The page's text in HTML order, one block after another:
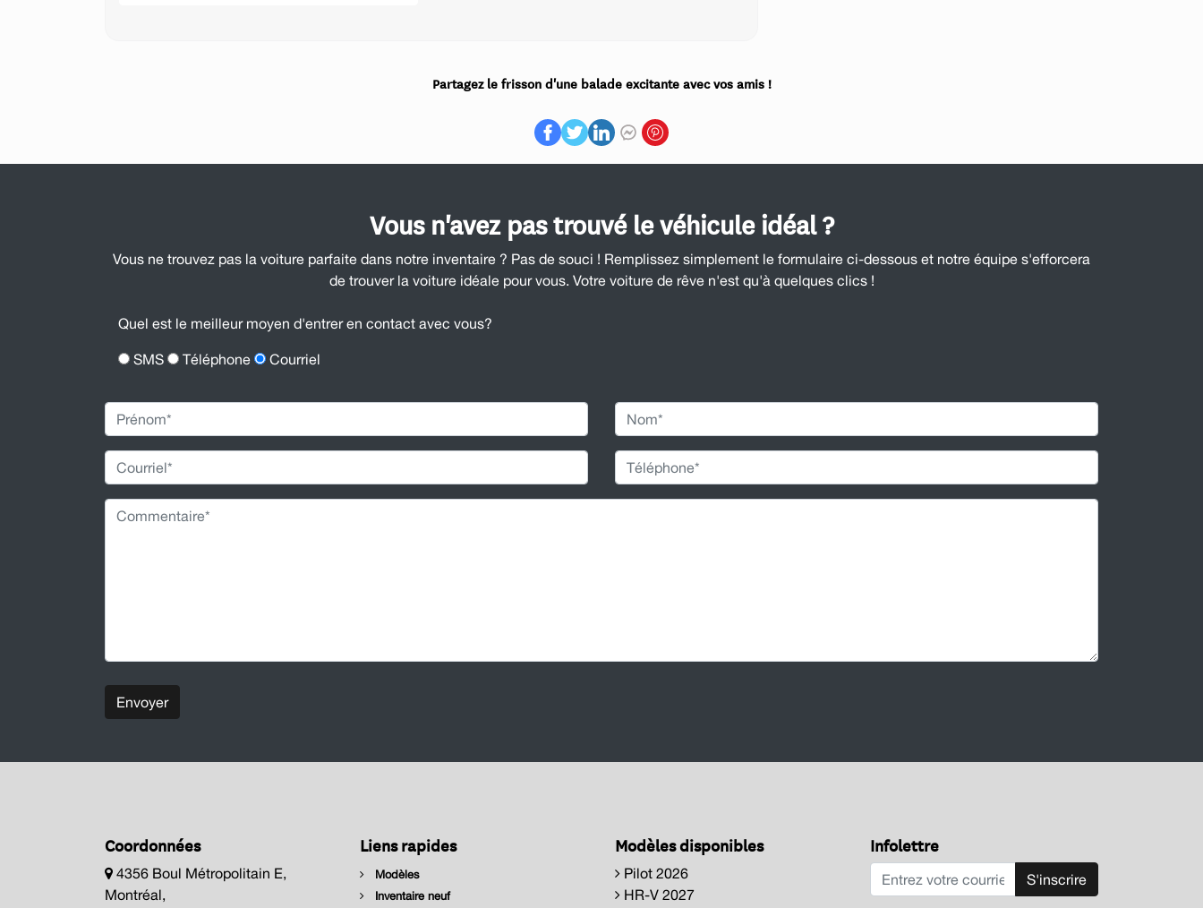
Partagez le frisson d'une balade excitante avec vos amis !
Vous n'avez pas trouvé le véhicule idéal ?
Vous ne trouvez pas la voiture parfaite dans notre inventaire ? Pas de souci ! Remplissez simplement le formulaire ci-dessous et notre équipe s'efforcera
de trouver la voiture idéale pour vous. Votre voiture de rêve n'est qu'à quelques clics !
Quel est le meilleur moyen d'entrer en contact avec vous?
SMS Téléphone Courriel
Envoyer
Coordonnées
4356 Boul Métropolitain E,
Montréal,
Liens rapides
Modèles
Inventaire neuf
Modèles disponibles
Pilot 2026
HR-V 2027
Infolettre
S'inscrire